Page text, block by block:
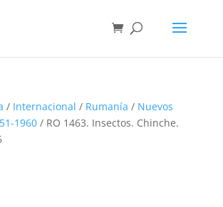
/ Internacional / Rumanía / Nuevos
1960/ RO 1463. Insectos. Chinche.